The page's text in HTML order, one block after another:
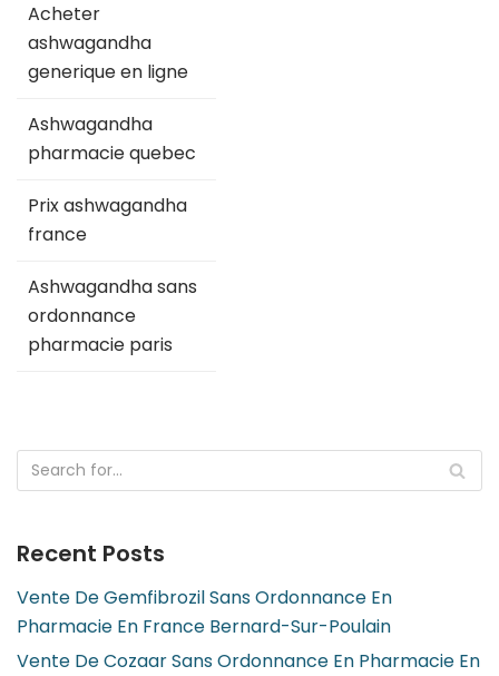
Acheter
ashwagandha
generique en ligne
Ashwagandha
pharmacie quebec
Prix ashwagandha
france
Ashwagandha sans
ordonnance
pharmacie paris
Recent Posts
Vente De Gemfibrozil Sans Ordonnance En
Pharmacie En France Bernard-Sur-Poulain
Vente De Cozaar Sans Ordonnance En Pharmacie En